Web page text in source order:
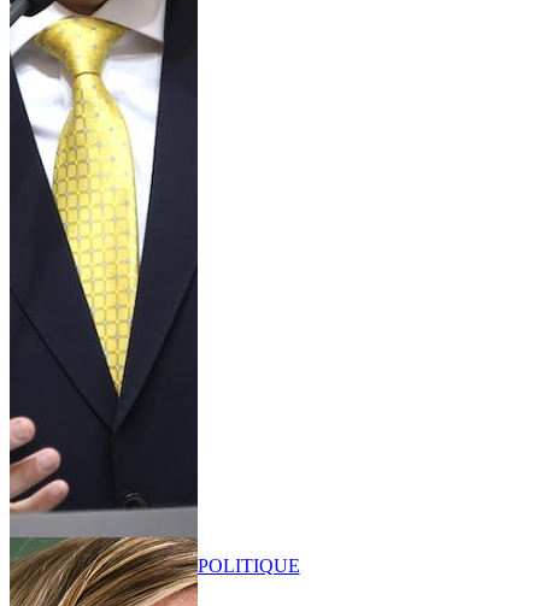
POLITIQUE